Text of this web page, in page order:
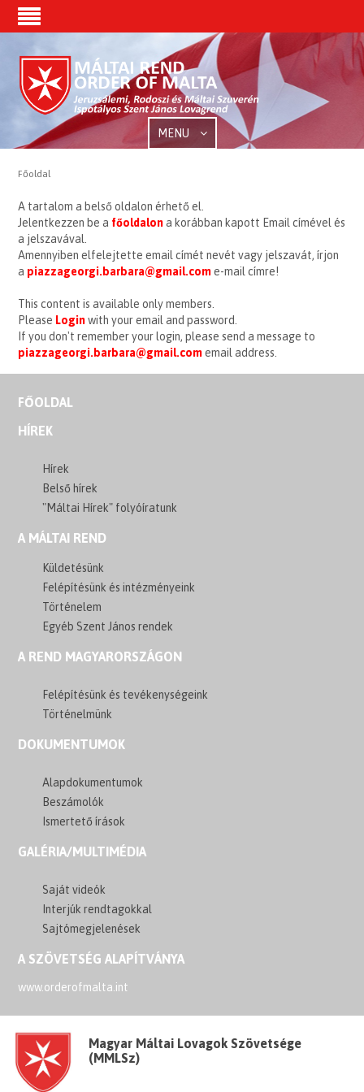
MENU
Főoldal
A tartalom a belső oldalon érhető el.
Jelentkezzen be a főoldalona korábban kapott Email címével és
a jelszavával.
Amennyiben elfelejtette email címét nevét vagy jelszavát, írjon
a piazzageorgi.barbara@gmail.come-mail címre!
This content is available only members.
Please Loginwith your email and password.
If you don't remember your login, please send a message to
piazzageorgi.barbara@gmail.comemail address.
FŐOLDAL
HÍREK
Hírek
Belső hírek
"Máltai Hírek" folyóíratunk
A MÁLTAI REND
Küldetésünk
Felépítésünk és intézményeink
Történelem
Egyéb Szent János rendek
A REND MAGYARORSZÁGON
Felépítésünk és tevékenységeink
Történelmünk
DOKUMENTUMOK
Alapdokumentumok
Beszámolók
Ismertető írások
GALÉRIA/MULTIMÉDIA
Saját videók
Interjúk rendtagokkal
Sajtómegjelenések
A SZÖVETSÉG ALAPÍTVÁNYA
www.orderofmalta.int
Magyar Máltai Lovagok Szövetsége
(MMLSz)